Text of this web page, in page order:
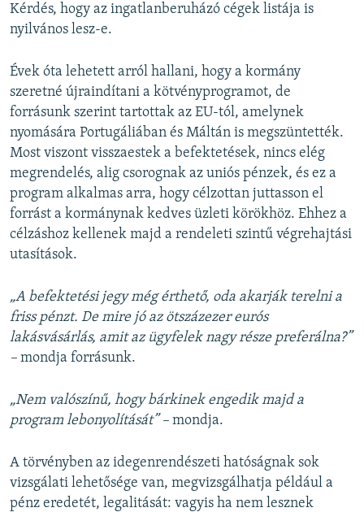
Kérdés, hogy az ingatlanberuházó cégek listája is
nyilvános lesz-e.
Évek óta lehetett arról hallani, hogy a kormány
szeretné újraindítani a kötvényprogramot, de
forrásunk szerint tartottak az EU-tól, amelynek
nyomására Portugáliában és Máltán is megszüntették.
Most viszont visszaestek a befektetések, nincs elég
megrendelés, alig csorognak az uniós pénzek, és ez a
program alkalmas arra, hogy célzottan juttasson el
forrást a kormánynak kedves üzleti körökhöz. Ehhez a
célzáshoz kellenek majd a rendeleti szintű végrehajtási
utasítások.
„A befektetési jegy még érthető, oda akarják terelni a
friss pénzt. De mire jó az ötszázezer eurós
lakásvásárlás, amit az ügyfelek nagy része preferálna?”
– mondja forrásunk.
„Nem valószínű, hogy bárkinek engedik majd a
program lebonyolítását” – mondja.
A törvényben az idegenrendészeti hatóságnak sok
vizsgálati lehetősége van, megvizsgálhatja például a
pénz eredetét, legalitását: vagyis ha nem lesznek